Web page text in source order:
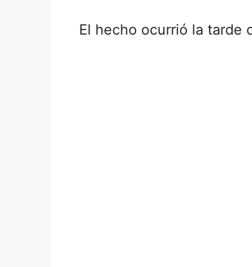
El hecho ocurrió la tarde